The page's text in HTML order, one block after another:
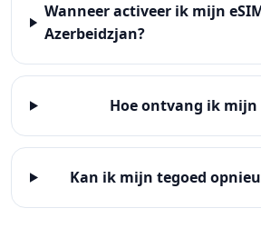
Wanneer activeer ik mijn
Azerbeidzjan?
Hoe ontvang ik mijn
Kan ik mijn tegoed